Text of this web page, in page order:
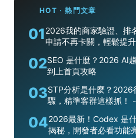
HOT · 熱門文章
012026我的商家驗證、排
申請不再卡關，輕鬆提升
02SEO 是什麼？2026 AI
到上首頁攻略
03STP分析是什麼？
驟，精準客群這樣抓！
042026最新！Codex 是
揭秘，開發者必看功能